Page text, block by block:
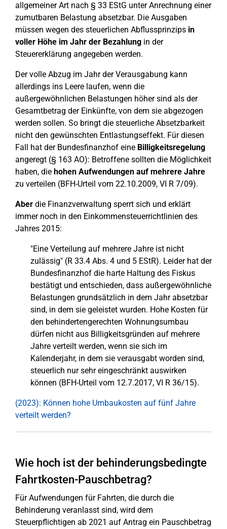
allgemeiner Art nach § 33 EStG unter Anrechnung einer
zumutbaren Belastung absetzbar. Die Ausgaben
müssen wegen des steuerlichen Abflussprinzips in
voller Höhe im Jahr der Bezahlung in der
Steuererklärung angegeben werden.
Der volle Abzug im Jahr der Verausgabung kann
allerdings ins Leere laufen, wenn die
außergewöhnlichen Belastungen höher sind als der
Gesamtbetrag der Einkünfte, von dem sie abgezogen
werden sollen. So bringt die steuerliche Absetzbarkeit
nicht den gewünschten Entlastungseffekt. Für diesen
Fall hat der Bundesfinanzhof eine Billigkeitsregelung
angeregt (§ 163 AO): Betroffene sollten die Möglichkeit
haben, die hohen Aufwendungen auf mehrere Jahre
zu verteilen (BFH-Urteil vom 22.10.2009, VI R 7/09).
Aber die Finanzverwaltung sperrt sich und erklärt
immer noch in den Einkommensteuerrichtlinien des
Jahres 2015:
"Eine Verteilung auf mehrere Jahre ist nicht
zulässig" (R 33.4 Abs. 4 und 5 EStR). Leider hat der
Bundesfinanzhof die harte Haltung des Fiskus
bestätigt und entschieden, dass außergewöhnliche
Belastungen grundsätzlich in dem Jahr absetzbar
sind, in dem sie geleistet wurden. Hohe Kosten für
den behindertengerechten Wohnungsumbau
dürfen nicht aus Billigkeitsgründen auf mehrere
Jahre verteilt werden, wenn sie sich im
Kalenderjahr, in dem sie verausgabt worden sind,
steuerlich nur sehr eingeschränkt auswirken
können (BFH-Urteil vom 12.7.2017, VI R 36/15).
(2023): Können hohe Umbaukosten auf fünf Jahre
verteilt werden?
Wie hoch ist der behinderungsbedingte
Fahrtkosten-Pauschbetrag?
Für Aufwendungen für Fahrten, die durch die
Behinderung veranlasst sind, wird dem
Steuerpflichtigen ab 2021 auf Antrag ein Pauschbetrag